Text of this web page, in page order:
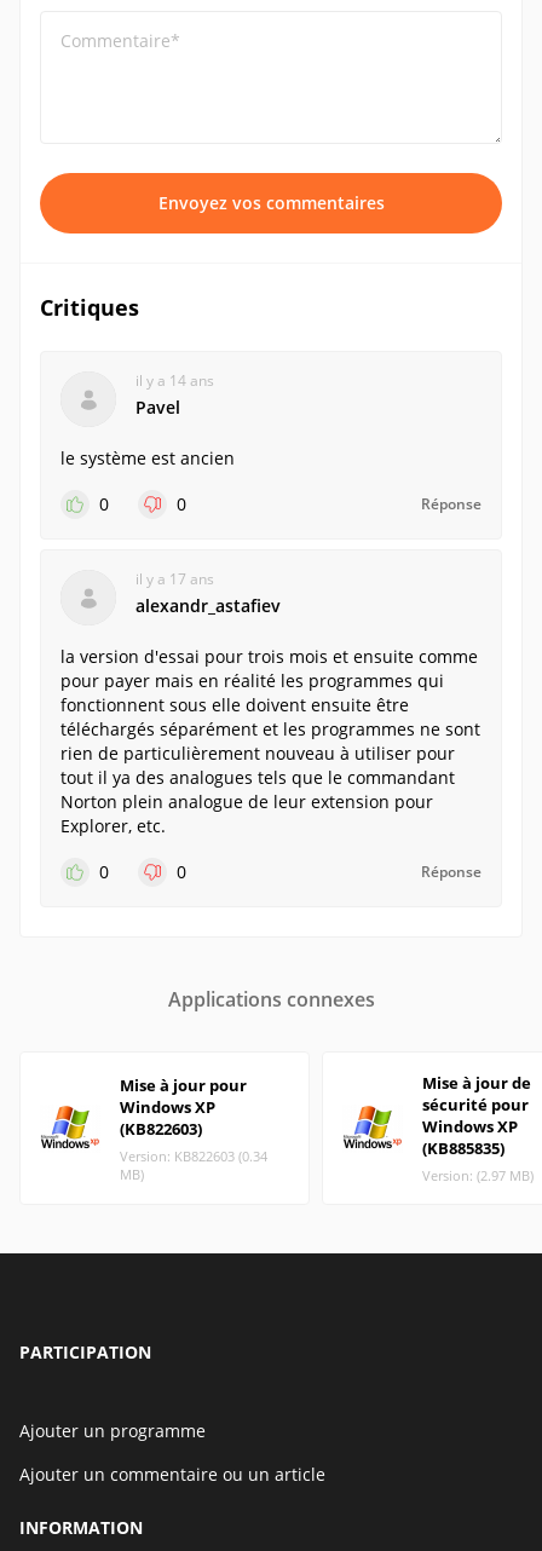
Commentaire*
Envoyez vos commentaires
Critiques
il y a 14 ans
Pavel
le système est ancien
0
0 Réponse
il y a 17 ans
alexandr_astafiev
la version d'essai pour trois mois et ensuite comme
pour payer mais en réalité les programmes qui
fonctionnent sous elle doivent ensuite être
téléchargés séparément et les programmes ne sont
rien de particulièrement nouveau à utiliser pour
tout il ya des analogues tels que le commandant
Norton plein analogue de leur extension pour
Explorer, etc.
0
0 Réponse
Applications connexes
Mise à jour pour
Windows XP
(KB822603)
Version: KB822603 (0.34
MB)
Mise à jour de
sécurité pour
Windows XP
(KB885835)
Version: (2.97 MB)
PARTICIPATION
Ajouter un programme
Ajouter un commentaire ou un article
INFORMATION